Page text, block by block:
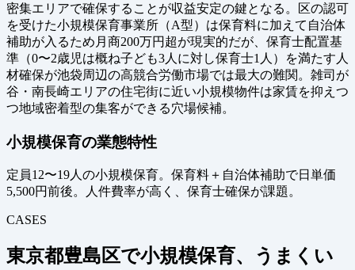
密集エリアで確保することが収益安定の鍵となる。区の認可
を受けた小規模保育事業所（A型）は保育料に加えて自治体
補助が入るため月商200万円超が現実的だが、保育士配置基
準（0〜2歳児は概ね子ども3人に対し保育士1人）を満たす人
材確保が池袋周辺の高競合労働市場では最大の難関。雑司が
谷・南長崎エリアの住宅街に近い小規模物件は家賃を抑えつ
つ地域密着型の集客ができる穴場候補。
小規模保育の業態特性
定員12〜19人の小規模保育。保育料＋自治体補助で日単価
5,500円前後。人件費率が高く、保育士確保が課題。
CASES
東京都豊島区で小規模保育、うまくい